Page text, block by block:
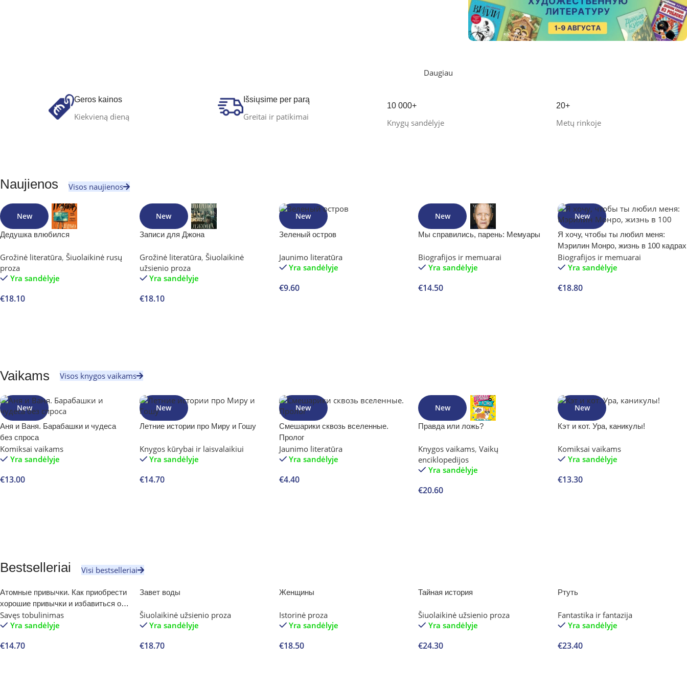
Daugiau
Geros kainos
Kiekvieną dieną
Išsiųsime per parą
Greitai ir patikimai
10 000+
Knygų sandėlyje
20+
Metų rinkoje
Naujienos Visos naujienos
New
Дедушка влюбился
Grožinė literatūra, Šiuolaikinė rusų
proza
Yra sandėlyje
€18.10
New
Записи для Джона
Grožinė literatūra, Šiuolaikinė
užsienio proza
Yra sandėlyje
€18.10
New
Зеленый остров
Jaunimo literatūra
Yra sandėlyje
€9.60
New
Мы справились, парень: Мемуары
Biografijos ir memuarai
Yra sandėlyje
€14.50
New
Я хочу, чтобы ты любил меня:
Мэрилин Монро, жизнь в 100 кадрах
Biografijos ir memuarai
Yra sandėlyje
€18.80
Vaikams Visos knygos vaikams
New
Аня и Ваня. Барабашки и чудеса
без спроса
Komiksai vaikams
Yra sandėlyje
€13.00
New
Летние истории про Миру и Гошу
Knygos kūrybai ir laisvalaikiui
Yra sandėlyje
€14.70
New
Смешарики сквозь вселенные.
Пролог
Jaunimo literatūra
Yra sandėlyje
€4.40
New
Правда или ложь?
Knygos vaikams, Vaikų
enciklopedijos
Yra sandėlyje
€20.60
New
Кэт и кот. Ура, каникулы!
Komiksai vaikams
Yra sandėlyje
€13.30
Bestselleriai Visi bestselleriai
Атомные привычки. Как приобрести
хорошие привычки и избавиться от
плохих
Savęs tobulinimas
Yra sandėlyje
€14.70
Завет воды
Šiuolaikinė užsienio proza
Yra sandėlyje
€18.70
Женщины
Istorinė proza
Yra sandėlyje
€18.50
Тайная история
Šiuolaikinė užsienio proza
Yra sandėlyje
€24.30
Ртуть
Fantastika ir fantazija
Yra sandėlyje
€23.40